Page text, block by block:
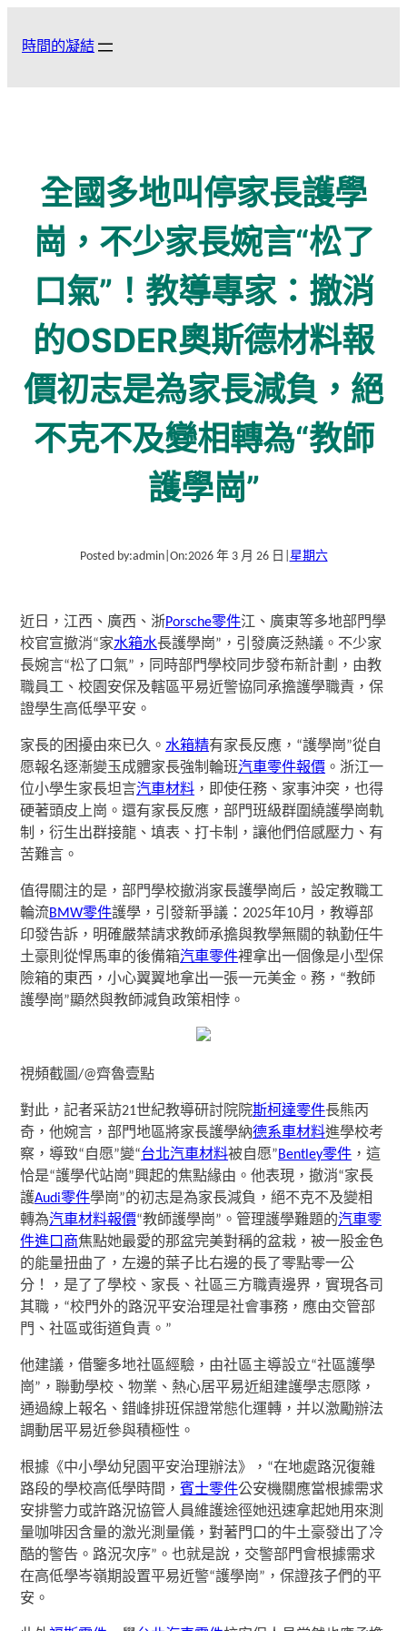
時間的凝結
全國多地叫停家長護學
崗，不少家長婉言“松了
口氣”！教導專家：撤消
的OSDER奧斯德材料報
價初志是為家長減負，絕
不克不及變相轉為“教師
護學崗”
Posted by:admin| On:2026 年 3 月 26 日 星期六
近日，江西、廣西、浙Porsche零件江、廣東等多地部門學
校官宣撤消“家水箱水長護學崗”，引發廣泛熱議。不少家
長婉言“松了口氣”，同時部門學校同步發布新計劃，由教
職員工、校園安保及轄區平易近警協同承擔護學職責，保
證學生高低學平安。
家長的困擾由來已久。水箱精有家長反應，“護學崗”從自
愿報名逐漸變玉成體家長強制輪班汽車零件報價 。浙江一
位小學生家長坦言汽車材料 ，即使任務、家事沖突，也得
硬著頭皮上崗。還有家長反應，部門班級群圍繞護學崗軌
制，衍生出群接龍、填表、打卡制，讓他們倍感壓力、有
苦難言。
值得關注的是，部門學校撤消家長護學崗后，設定教職工
輪流BMW零件護學，引發新爭議：2025年10月，教導部
印發告訴，明確嚴禁請求教師承擔與教學無關的執勤任牛
土豪則從悍馬車的後備箱汽車零件裡拿出一個像是小型保
險箱的東西，小心翼翼地拿出一張一元美金。務，“教師
護學崗”顯然與教師減負政策相悖。
視頻截圖/@齊魯壹點
對此，記者采訪21世紀教導研討院院斯柯達零件長熊丙
奇，他婉言，部門地區將家長護學納德系車材料進學校考
察，導致“自愿”變“台北汽車材料被自愿”Bentley零件 ，這
恰是“護學代站崗”興起的焦點緣由。他表現，撤消“家長
護Audi零件學崗”的初志是為家長減負，絕不克不及變相
轉為汽車材料報價“教師護學崗”。管理護學難題的汽車零
件進口商焦點她最愛的那盆完美對稱的盆栽，被一股金色
的能量扭曲了，左邊的葉子比右邊的長了零點零一公
分！，是了了學校、家長、社區三方職責邊界，實現各司
其職，“校門外的路況平安治理是社會事務，應由交管部
門、社區或街道負責。”
他建議，借鑒多地社區經驗，由社區主導設立“社區護學
崗”，聯動學校、物業、熱心居平易近組建護學志愿隊，
通過線上報名、錯峰排班保證常態化運轉，并以激勵辦法
調動居平易近參與積極性。
根據《中小學幼兒園平安治理辦法》，“在地處路況復雜
路段的學校高低學時間，賓士零件公安機關應當根據需求
安排警力或許路況協管人員維護途徑她迅速拿起她用來測
量咖啡因含量的激光測量儀，對著門口的牛土豪發出了冷
酷的警告。路況次序”。也就是說，交警部門會根據需求
在高低學岑嶺期設置平易近警“護學崗”，保證孩子們的平
安。